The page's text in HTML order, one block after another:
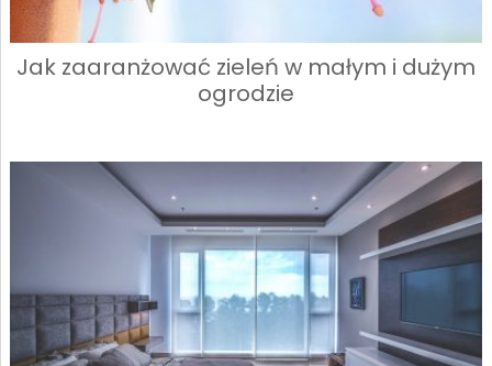
Jak zaaranżować zieleń w małym i dużym
ogrodzie